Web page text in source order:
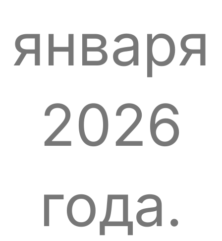
января
2026
года.